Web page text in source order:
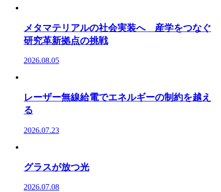
メタマテリアルの社会実装へ 産学をつなぐ
研究革新拠点の挑戦
2026.08.05
レーザー無線給電でエネルギーの制約を越え
る
2026.07.23
グラスが放つ光
2026.07.08